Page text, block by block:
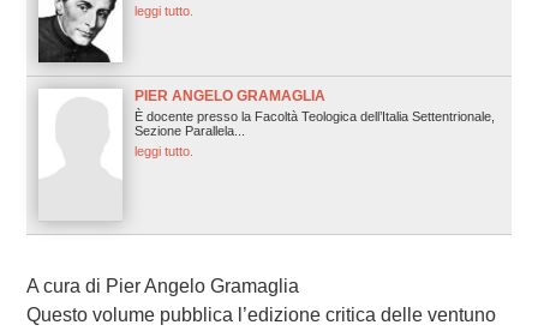
leggi tutto.
PIER ANGELO GRAMAGLIA
È docente presso la Facoltà Teologica dell’Italia Settentrionale,
Sezione Parallela...
leggi tutto.
A cura di Pier Angelo Gramaglia
Questo volume pubblica l’edizione critica delle ventuno